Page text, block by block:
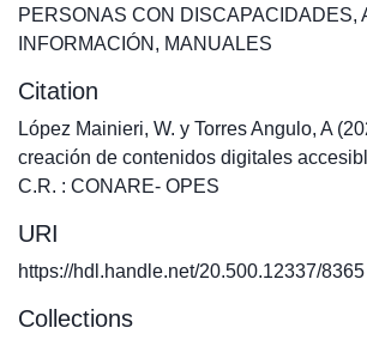
PERSONAS CON DISCAPACIDADES,
INFORMACIÓN , MANUALES
Citation
López Mainieri, W. y Torres Angulo, A
creación de contenidos digitales
C.R. : CONARE- OPES
URI
https://hdl.handle.net/20.500.12337/8365
Collections